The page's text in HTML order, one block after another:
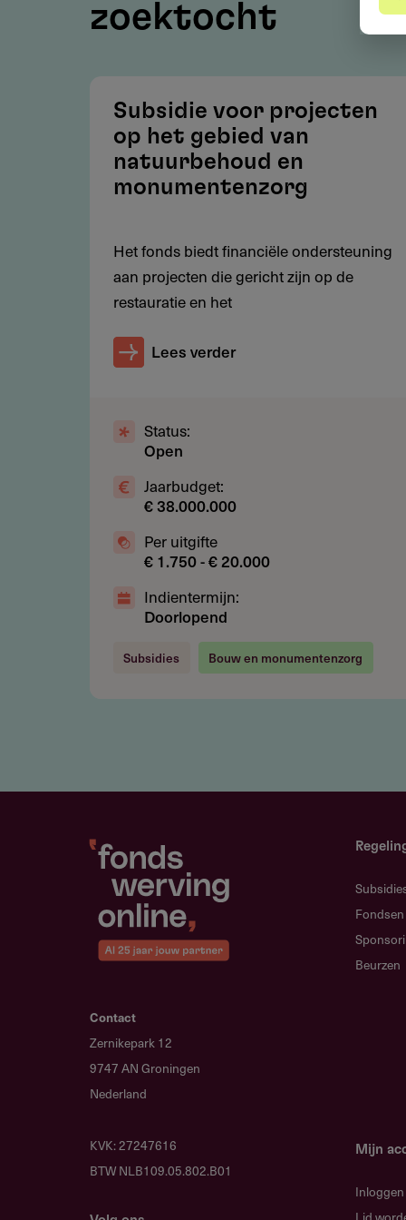
Zie het document
bijlagen).
Twijfel je of je project voldoet
website van het fonds (zie links).
Restricties
Projecten met een politiek,
Initiatieven waarvoor het
en projecten zonder
Projecten die al (grotendeels)
Subsidie
De subsidie bedraagt
€ 1,6 miljoen euro per project.
IBAN rekeningnummer
Motivatiebrief
Projectbegroting en
Restauraties hebben een
Rijksmonumenten en een
zoektocht
Subsidie voor projecten
op het gebied van
natuurbehoud en
monumentenzorg
Het fonds biedt financiële ondersteuning
aan projecten die gericht zijn op de
restauratie en het
Lees verder
Status:
Open
Jaarbudget:
€ 38.000.000
Per uitgifte
€ 1.750 - € 20.000
Indientermijn:
Doorlopend
Subsidies Bouw en monumentenzorg
Contact
Zernikepark 12
9747 AN Groningen
Nederland
KVK: 27247616
BTW NLB109.05.802.B01
Fondsen
Beurzen
Mijn
Inloggen